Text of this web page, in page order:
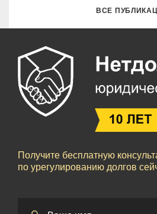
ВСЕ
Получите бесплатную
по урегулированию долгов